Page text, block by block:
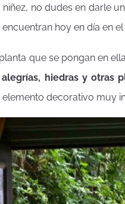
no dudes en darle
hoy en día en
que se pongan en
hiedras y otras
decorativo muy